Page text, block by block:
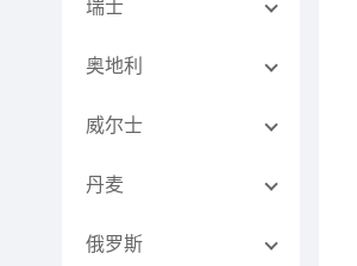
瑞士
奥地利
威尔士
丹麦
俄罗斯